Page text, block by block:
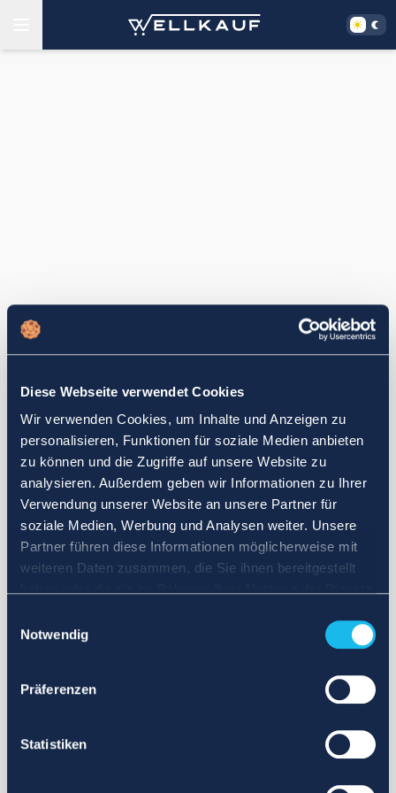
Diese Webseite verwendet Cookies
Wir verwenden Cookies, um Inhalte und Anzeigen zu
personalisieren, Funktionen für soziale Medien anbieten
zu können und die Zugriffe auf unsere Website zu
analysieren. Außerdem geben wir Informationen zu Ihrer
Verwendung unserer Website an unsere Partner für
soziale Medien, Werbung und Analysen weiter. Unsere
Partner führen diese Informationen möglicherweise mit
weiteren Daten zusammen, die Sie ihnen bereitgestellt
Notwendig
Präferenzen
Statistiken